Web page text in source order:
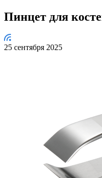
Пинцет для
25 сентября 2025